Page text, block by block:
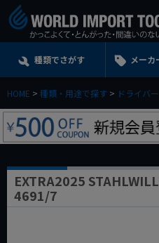
種類でさがす メーカ
HOME 種類・用途で探す ドライバ
EXTRA2025
4691/7